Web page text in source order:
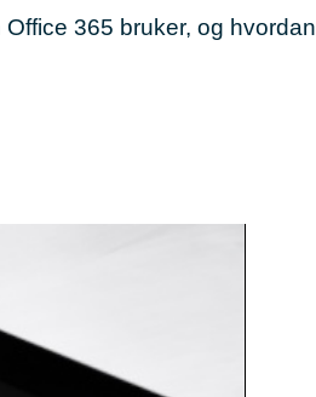
365 bruker, og hvordan